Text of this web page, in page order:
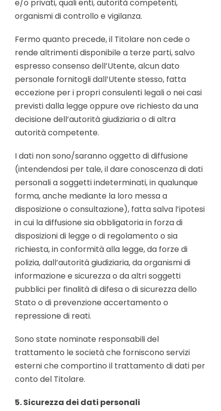
e/o privati, quali enti, autorità competenti,
organismi di controllo e vigilanza.
Fermo quanto precede, il Titolare non cede o
rende altrimenti disponibile a terze parti, salvo
espresso consenso dell’Utente, alcun dato
personale fornitogli dall’Utente stesso, fatta
eccezione per i propri consulenti legali o nei casi
previsti dalla legge oppure ove richiesto da una
decisione dell’autorità giudiziaria o di altra
autorità competente.
I dati non sono/saranno oggetto di diffusione
(intendendosi per tale, il dare conoscenza di dati
personali a soggetti indeterminati, in qualunque
forma, anche mediante la loro messa a
disposizione o consultazione), fatta salva l’ipotesi
in cui la diffusione sia obbligatoria in forza di
disposizioni di legge o di regolamento o sia
richiesta, in conformità alla legge, da forze di
polizia, dall’autorità giudiziaria, da organismi di
informazione e sicurezza o da altri soggetti
pubblici per finalità di difesa o di sicurezza dello
Stato o di prevenzione accertamento o
repressione di reati.
Sono state nominate responsabili del
trattamento le società che forniscono servizi
esterni che comportino il trattamento di dati per
conto del Titolare.
5. Sicurezza dei dati personali